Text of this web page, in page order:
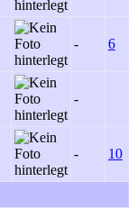
- 6
-
- 10